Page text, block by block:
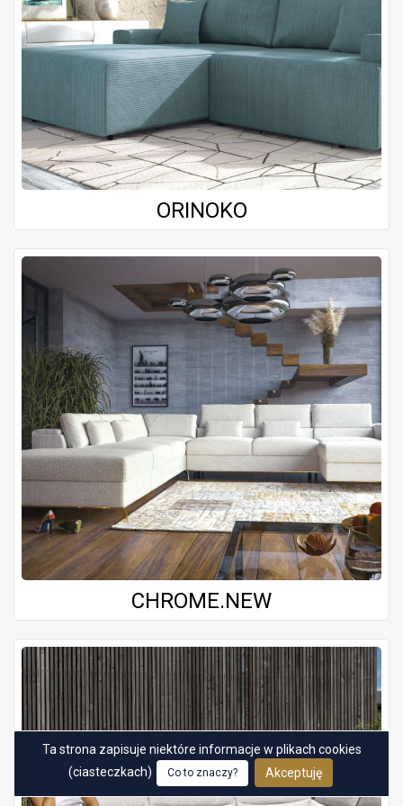
ORINOKO
CHROME.NEW
Ta strona zapisuje niektóre informacje w plikach cookies
(ciasteczkach)
Co to znaczy? Akceptuję